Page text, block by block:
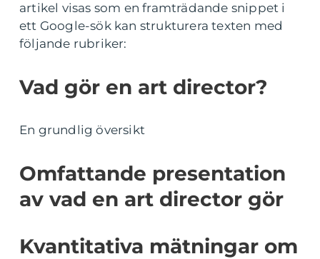
artikel visas som en framträdande snippet i
ett Google-sök kan strukturera texten med
följande rubriker:
Vad gör en art director?
En grundlig översikt
Omfattande presentation
av vad en art director gör
Kvantitativa mätningar om